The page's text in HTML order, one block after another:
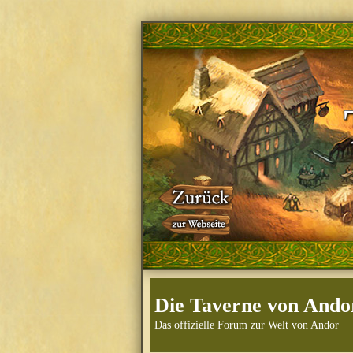
Die Taverne von
Das offizielle Forum zur Welt von Andor